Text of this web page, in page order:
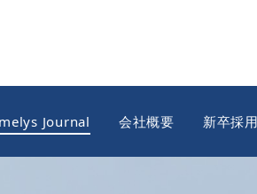
Journal 会社概要 新卒採